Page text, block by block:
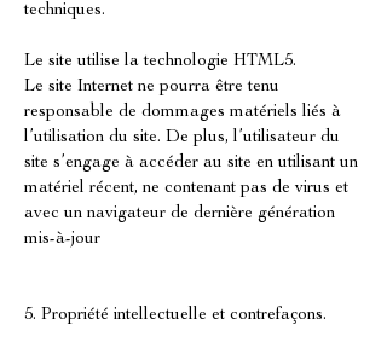
techniques.
Le site utilise la technologie HTML5.
Le site Internet ne pourra être tenu
responsable de dommages matériels liés à
l’utilisation du site. De plus, l’utilisateur du
site s’engage à accéder au site en utilisant un
matériel récent, ne contenant pas de virus et
avec un navigateur de dernière génération
mis-à-jour
5. Propriété intellectuelle et contrefaçons.